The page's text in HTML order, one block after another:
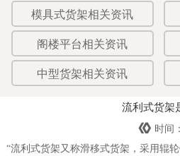
模具式货架相关资讯
阁楼平台相关资讯
中型货架相关资讯
流利式货架
 时间：
“流利式货架又称滑移式货架，采用辊